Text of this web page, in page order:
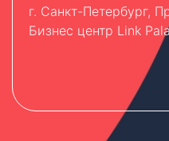
г. Санкт-Петербург,
Бизнес центр Link